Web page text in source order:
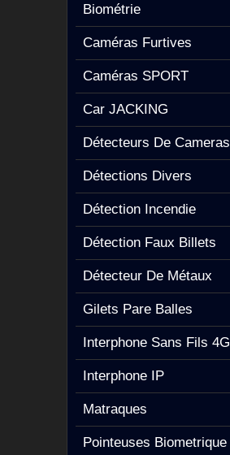
Biométrie
Caméras Furtives
Caméras SPORT
Car JACKING
Détecteurs De Cameras
Détections Divers
Détection Incendie
Détection Faux Billets
Détecteur De Métaux
Gilets Pare Balles
Interphone Sans Fils 4G
Interphone IP
Matraques
Pointeuses Biometrique